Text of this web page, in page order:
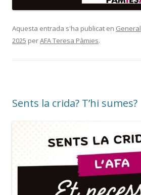
Aquesta entrada s'ha publicat en General
2025 perAFA Teresa Pàmies.
Sents la crida? T’hi sumes?